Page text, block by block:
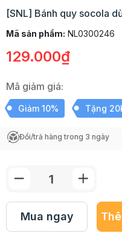
[SNL] Bánh quy socola
Mã sản phẩm: NL0300246
129.000₫
Mã giảm giá:
Giảm 10% Tặng
Đổi/trả hàng trong 3 ngày
Mua ngay